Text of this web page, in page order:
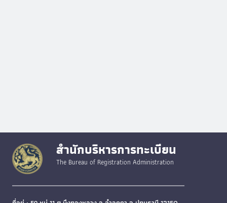
สำนักบริหารการทะเบียน
The Bureau of Registration Administration